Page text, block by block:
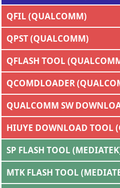
QFIL (QUALCOMM)
QPST (QUALCOMM)
QFLASH TOOL
QCOMDLOADER
QUALCOMM SW
HIUYE DOWNLOAD TOOL
SP FLASH TOOL
MTK FLASH TOOL